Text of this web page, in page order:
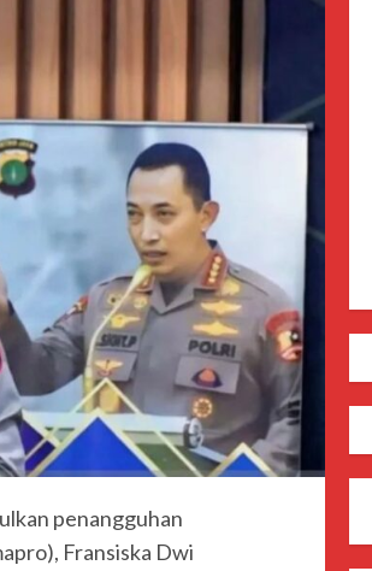
penangguhan
Fransiska Dwi